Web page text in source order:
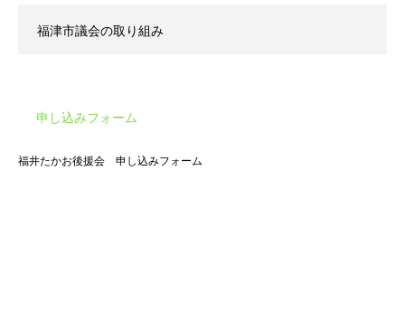
福津市議会の取り組み
申し込みフォーム
福井たかお後援会 申し込みフォーム